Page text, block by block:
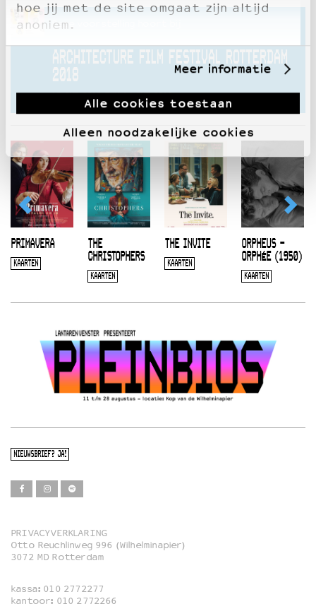
hoe jij met de site omgaat zijn altijd
anoniem.
Meer informatie
Alle cookies toestaan
Alleen noodzakelijke cookies
Deze voorstelling hoort bij
ARCHITECTURE FILM FESTIVAL ROTTERDAM
2018
10 OKT 2018 T/M 14 OKT 2018
PRIMAVERA
KAARTEN
THE
CHRISTOPHERS
KAARTEN
THE INVITE
KAARTEN
ORPHEUS –
ORPHÉE (1950)
KAARTEN
NIEUWSBRIEF? JA!
Film
Familie
PRIVACYVERKLARING
Otto Reuchlinweg 996 (Wilhelminapier)
3072 MD Rotterdam
kassa: 010 2772277
kantoor: 010 2772266